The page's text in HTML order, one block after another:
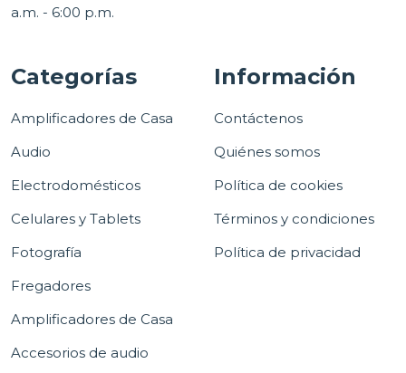
a.m. - 6:00 p.m.
Categorías
Amplificadores de Casa
Audio
Electrodomésticos
Celulares y Tablets
Fotografía
Fregadores
Amplificadores de Casa
Accesorios de audio
Información
Contáctenos
Quiénes somos
Política de cookies
Términos y condiciones
Política de privacidad